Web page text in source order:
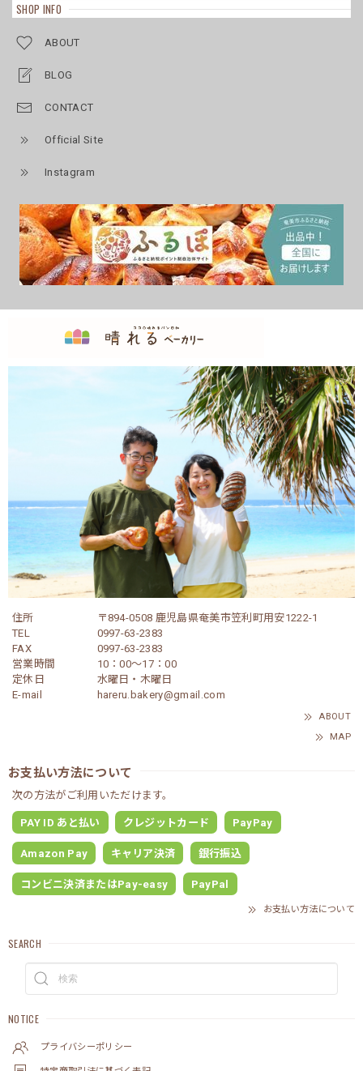
SHOP INFO
ABOUT
BLOG
CONTACT
Official Site
Instagram
住所
〒894-0508 鹿児島県奄美市笠利町用安1222-1
TEL
0997-63-2383
FAX
0997-63-2383
営業時間
10：00～17：00
定休日
水曜日・木曜日
E-mail
hareru.bakery@gmail.com
ABOUT
MAP
お支払い方法について
次の方法がご利用いただけます。
PAY ID あと払い クレジットカード PayPay
Amazon Pay キャリア決済 銀行振込
コンビニ決済またはPay-easy PayPal
お支払い方法について
SEARCH
NOTICE
プライバシーポリシー